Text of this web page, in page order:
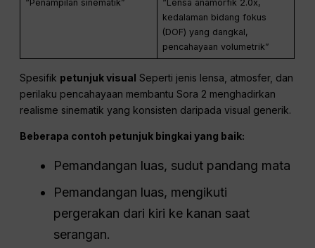
Prompt yang kuat
malam hari”
“Aspal basah, zebra
crosswalk, papan neon yang
memantulkan cahaya di
genangan air”
“Orang bergerak dengan
cepat”
“Pengendara sepeda
mengayuh tiga kali,
mengerem, dan berhenti di
penyeberangan pejalan kaki.”
kedalaman bidang fokus
(DOF) yang dangkal,